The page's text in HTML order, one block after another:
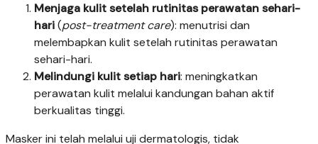
Menjaga kulitsetelah rutinitas perawatan sehari-
hari(post-treatment care): menutrisi dan
melembapkan kulit setelah rutinitas perawatan
sehari-hari.
Melindungi kulit setiap hari: meningkatkan
perawatan kulit melalui kandungan bahan aktif
berkualitas tinggi.
Masker ini telah melalui uji dermatologis, tidak